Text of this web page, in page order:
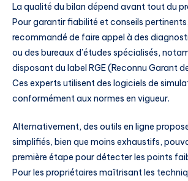
La qualité du bilan dépend avant tout du
Pour garantir fiabilité et conseils
recommandé de faire appel à des
ou des bureaux d’études spécialisés,
disposant du label RGE (Reconnu Garant
Ces experts utilisent des logiciels de
conformément aux normes en vigueur.
Alternativement, des outils en ligne
simplifiés, bien que moins exhaustifs,
première étape pour détecter les points
Pour les propriétaires maîtrisant les